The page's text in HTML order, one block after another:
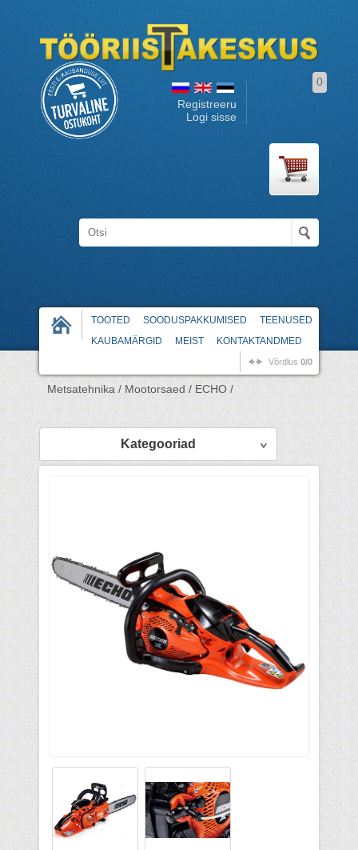
Registreeru
Logi sisse
0
TOOTED SOODUSPAKKUMISED
TEENUSED
KAUBAMÄRGID
MEIST KONTAKTANDMED
Võrdlus 0/0
Metsatehnika / Mootorsaed / ECHO /
Kategooriad